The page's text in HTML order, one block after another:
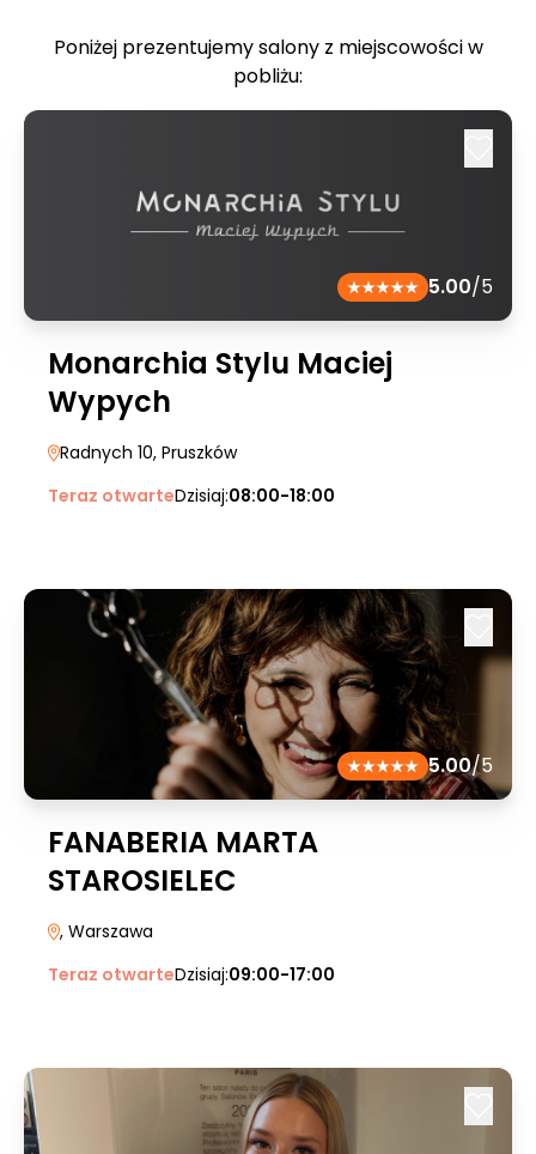
Poniżej prezentujemy salony z miejscowości w
pobliżu:
5.00/5
Monarchia Stylu Maciej
Wypych
Radnych 10, Pruszków
Teraz otwarteDzisiaj:08:00-18:00
5.00/5
FANABERIA MARTA
STAROSIELEC
, Warszawa
Teraz otwarteDzisiaj:09:00-17:00